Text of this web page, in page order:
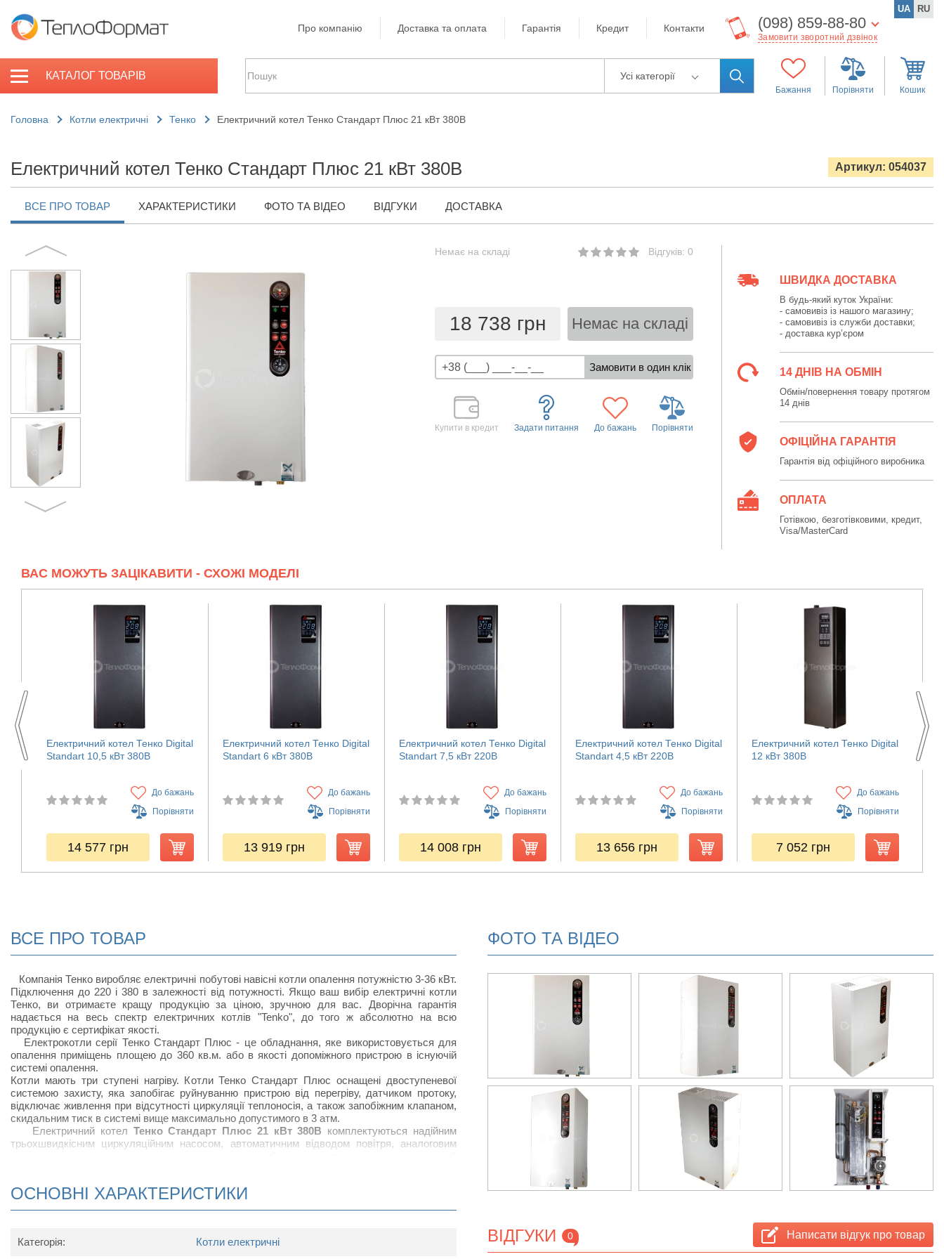
Про компанію Доставка та оплата Гарантія Кредит Контакти (098) 859-88-80
Замовити зворотний дзвінок
UA RU
КАТАЛОГ ТОВАРІВ Усі категорії
Бажання Порівняти Кошик
Головна Котли електричні Тенко Електричний котел Тенко Стандарт Плюс 21 кВт 380В
Електричний котел Тенко Стандарт Плюс 21 кВт 380В Артикул: 054037
ВСЕ ПРО ТОВАР ХАРАКТЕРИСТИКИ ФОТО ТА ВІДЕО ВІДГУКИ ДОСТАВКА
Немає на складі Відгуків: 0
18 738 грн Немає на складі
Купити в кредит Задати питання До бажань Порівняти
ШВИДКА ДОСТАВКА
В будь-який куток України:
- самовивіз із нашого магазину;
- самовивіз із служби доставки;
- доставка кур’єром
14 ДНІВ НА ОБМІН
Обмін/повернення товару протягом
14 днів
ОФІЦІЙНА ГАРАНТІЯ
Гарантія від офіційного виробника
ОПЛАТА
Готівкою, безготівковими, кредит,
Visa/MasterCard
ВАС МОЖУТЬ ЗАЦІКАВИТИ - СХОЖІ МОДЕЛІ
Електричний котел Тенко Digital
Standart 10,5 кВт 380В
До бажань
Порівняти
14 577 грн
Електричний котел Тенко Digital
Standart 6 кВт 380В
До бажань
Порівняти
13 919 грн
Електричний котел Тенко Digital
Standart 7,5 кВт 220В
До бажань
Порівняти
14 008 грн
Електричний котел Тенко Digital
Standart 4,5 кВт 220В
До бажань
Порівняти
13 656 грн
Електричний котел Тенко Digital
12 кВт 380В
До бажань
Порівняти
7 052 грн
ВСЕ ПРО ТОВАР
Компанія Тенко виробляє електричні побутові навісні котли опалення потужністю 3-36 кВт.
Підключення до 220 і 380 в залежності від потужності. Якщо ваш вибір електричні котли
Тенко, ви отримаєте кращу продукцію за ціною, зручною для вас. Дворічна гарантія
надається на весь спектр електричних котлів "Tenko", до того ж абсолютно на всю
продукцію є сертифікат якості.
Електрокотли серії Тенко Стандарт Плюс - це обладнання, яке використовується для
опалення приміщень площею до 360 кв.м. або в якості допоміжного пристрою в існуючій
системі опалення.
Котли мають три ступені нагріву. Котли Тенко Стандарт Плюс оснащені двоступеневої
системою захисту, яка запобігає руйнуванню пристрою від перегріву, датчиком протоку,
відключає живлення при відсутності циркуляції теплоносія, а також запобіжним клапаном,
скидальним тиск в системі вище максимально допустимого в 3 атм.
Електричний котел Тенко Стандарт Плюс 21 кВт 380В комплектуються надійним
трьохшвидкісним циркуляційним насосом, автоматичним відводом повітря, аналоговим
за вартістю в порівнянні з аналогами зарубіжних і вітчизняних виробників. Корпус котла
ОСНОВНІ ХАРАКТЕРИСТИКИ
Категорія: Котли електричні
ФОТО ТА ВІДЕО
ВІДГУКИ 0 Написати відгук про товар